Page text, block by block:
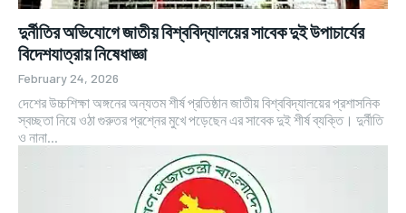
দুর্নীতির অভিযোগে জাতীয় বিশ্ববিদ্যালয়ের সাবেক দুই উপাচার্যের
বিদেশযাত্রায় নিষেধাজ্ঞা
February 24, 2026
দেশের উচ্চশিক্ষা অঙ্গনের অন্যতম শীর্ষ প্রতিষ্ঠান জাতীয় বিশ্ববিদ্যালয়ের প্রশাসনিক
স্বচ্ছতা নিয়ে ওঠা গুরুতর প্রশ্নের মুখে পড়েছেন এর সাবেক দুই শীর্ষ ব্যক্তি। দুর্নীতি
ও নানা...